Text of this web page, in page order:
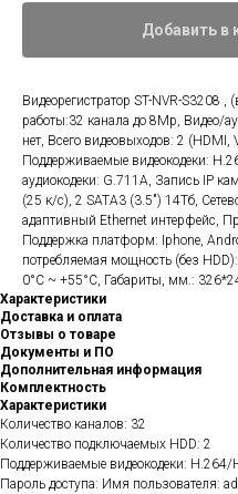
Добавить в
Видеорегистратор ST-NVR-S3208
работы:32 канала до 8Mp, Видео/
нет, Всего видеовыходов: 2
Поддерживаемые видеокодеки:
аудиокодеки: G.711A, Запись IP
(25 к/с), 2 SATA3 (3.5") 14Тб,
адаптивный Ethernet интерфейс,
Поддержка платформ: Iphone,
потребляемая мощность (без
0°C ~ +55°C, Габариты, мм.:
Характеристики
Доставка и оплата
Отзывы о товаре
Документы и ПО
Дополнительная информация
Комплектность
Характеристики
Количество каналов: 32
Количество подключаемых HDD: 2
Поддерживаемые видеокодеки:
Пароль доступа: Имя пользователя: